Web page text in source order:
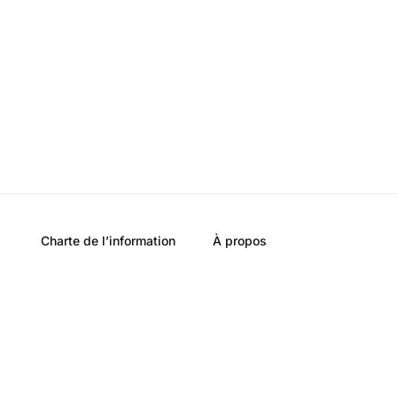
Charte de l’information À propos